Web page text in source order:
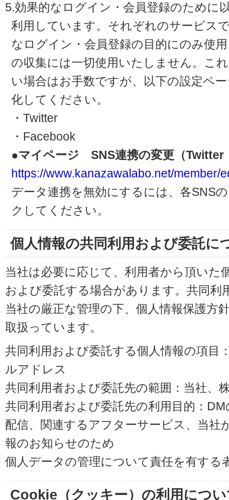
5.効果的なログイン・会員登録のために
利用しています。それぞれのサービス
なログイン・会員登録の目的にのみ使
の収集には一切使用いたしません。こ
い場合はお手数ですが、以下の設定ペ
化してください。
・Twitter
・Facebook
●マイページ SNS連携の変更（Twitter
https://www.kanazawalabo.net/member/
データ連携を無効にするには、各SNS
クしてください。
個人情報の共同利用および委託に
当社は必要に応じて、利用者から頂いた
および委託する場合があります。共同利
当社の厳正な管理の下、個人情報保護方
取扱っています。
共同利用および委託する個人情報の項目
ルアドレス
共同利用者および委託先の範囲：当社、
共同利用者および委託先の利用目的：
配信、関連するアフターサービス、当社
報のお知らせのため
個人データの管理について責任を有する
Cookie（クッキー）の利用につ